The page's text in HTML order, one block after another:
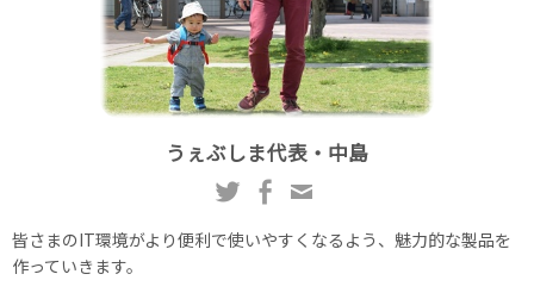
うぇぶしま代表・中島
皆さまのIT環境がより便利で使いやすくなるよう、魅力的な製品を
作っていきます。